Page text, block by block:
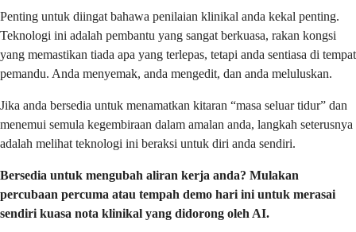
Penting untuk diingat bahawa penilaian klinikal anda kekal penting.
Teknologi ini adalah pembantu yang sangat berkuasa, rakan kongsi
yang memastikan tiada apa yang terlepas, tetapi anda sentiasa di tempat
pemandu. Anda menyemak, anda mengedit, dan anda meluluskan.
Jika anda bersedia untuk menamatkan kitaran “masa seluar tidur” dan
menemui semula kegembiraan dalam amalan anda, langkah seterusnya
adalah melihat teknologi ini beraksi untuk diri anda sendiri.
Bersedia untuk mengubah aliran kerja anda? Mulakan
percubaan percuma atau tempah demo hari ini untuk merasai
sendiri kuasa nota klinikal yang didorong oleh AI.